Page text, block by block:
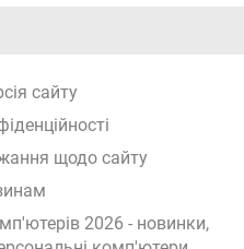
сайту
щодо сайту
2026 - новинки,